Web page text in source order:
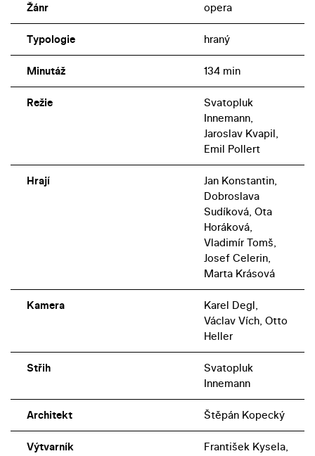
Žánr opera
Typologie hraný
Minutáž 134 min
Režie
Svatopluk
Innemann,
Jaroslav Kvapil,
Emil Pollert
Hrají
Jan Konstantin,
Dobroslava
Sudíková, Ota
Horáková,
Vladimír Tomš,
Josef Celerin,
Marta Krásová
Kamera
Karel Degl,
Václav Vích, Otto
Heller
Střih
Svatopluk
Innemann
Architekt Štěpán Kopecký
Výtvarník
František Kysela,